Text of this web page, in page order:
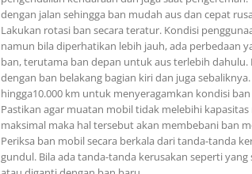
dengan jalan sehingga ban mudah aus dan cepat
Lakukan rotasi ban secara teratur. Kondisi
namun bila diperhatikan lebih jauh, ada perbedaan
ban, terutama ban depan untuk aus terlebih
dengan ban belakang bagian kiri dan juga
hingga10.000 km untuk menyeragamkan kondisi
Pastikan agar muatan mobil tidak melebihi
maksimal maka hal tersebut akan membebani ban
Periksa ban mobil secara berkala dari tanda-tanda
gundul. Bila ada tanda-tanda kerusakan seperti